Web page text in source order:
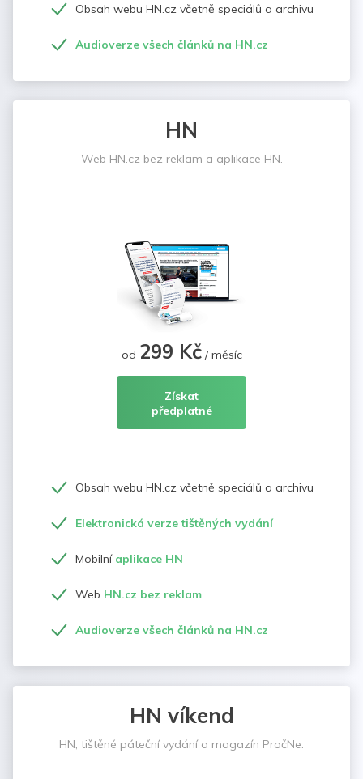
Obsah webu HN.cz včetně speciálů a archivu
Audioverze všech článků na HN.cz
HN
Web HN.cz bez reklam a aplikace HN.
od 299 Kč/ měsíc
Získat
předplatné
Obsah webu HN.cz včetně speciálů a archivu
Elektronická verze tištěných vydání
Mobilní aplikace HN
Web HN.cz bez reklam
Audioverze všech článků na HN.cz
HN víkend
HN, tištěné páteční vydání a magazín PročNe.